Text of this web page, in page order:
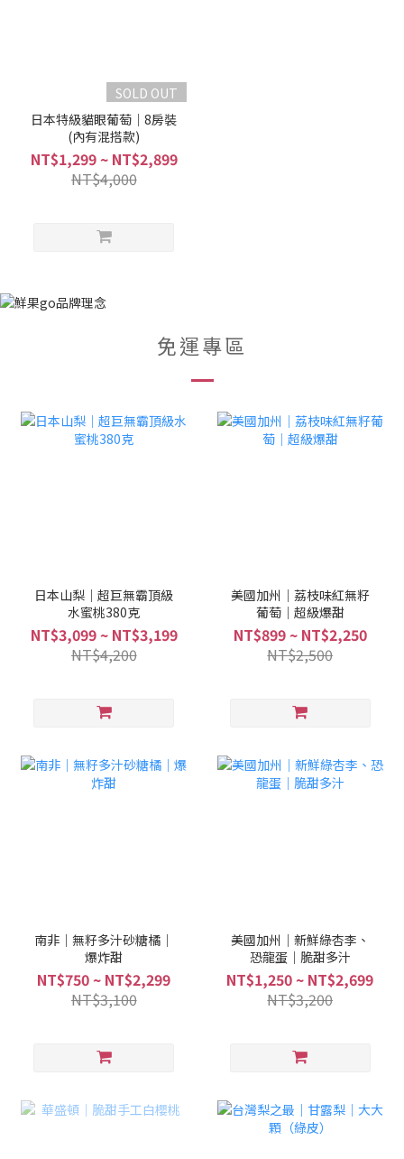
SOLD OUT
日本特級貓眼葡萄｜8房裝
(內有混搭款)
NT$1,299 ~ NT$2,899
NT$4,000
免運專區
日本山梨｜超巨無霸頂級
水蜜桃380克
NT$3,099 ~ NT$3,199
NT$4,200
美國加州｜荔枝味紅無籽
葡萄｜超級爆甜
NT$899 ~ NT$2,250
NT$2,500
南非｜無籽多汁砂糖橘｜
爆炸甜
NT$750 ~ NT$2,299
NT$3,100
美國加州｜新鮮綠杏李、
恐龍蛋｜脆甜多汁
NT$1,250 ~ NT$2,699
NT$3,200